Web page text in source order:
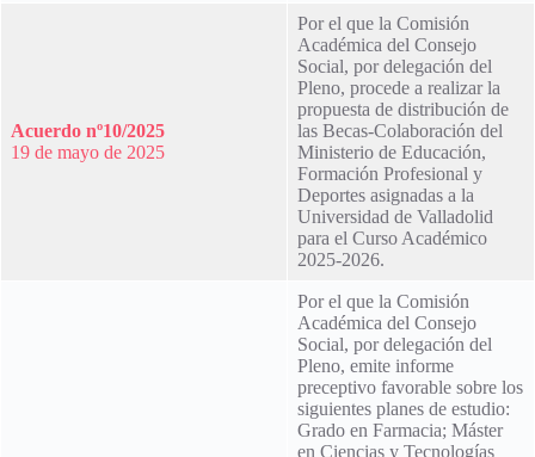
Acuerdo nº10/2025
19 de mayo de 2025
Por el que la Comisión
Académica del Consejo
Social, por delegación del
Pleno, procede a realizar la
propuesta de distribución de
las Becas-Colaboración del
Ministerio de Educación,
Formación Profesional y
Deportes asignadas a la
Universidad de Valladolid
para el Curso Académico
2025-2026.
Por el que la Comisión
Académica del Consejo
Social, por delegación del
Pleno, emite informe
preceptivo favorable sobre los
siguientes planes de estudio:
Grado en Farmacia; Máster
en Ciencias y Tecnologías